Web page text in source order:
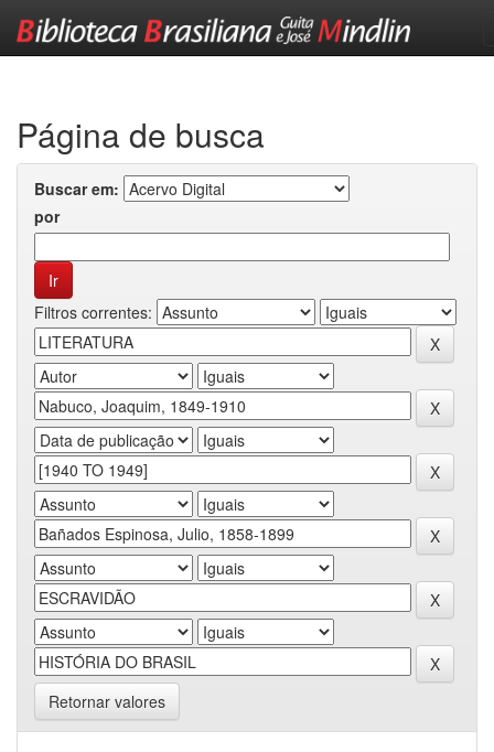
Página de busca
Buscar em:
por
Filtros correntes:
Retornar valores